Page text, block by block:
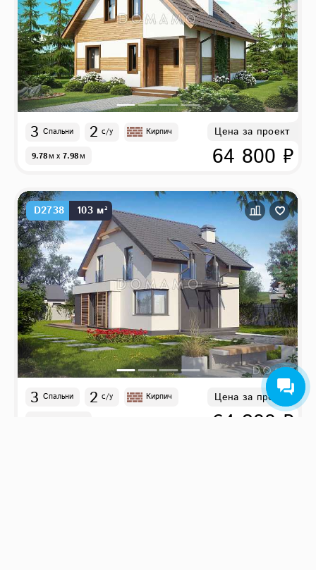
3 Спальни 2 с/у Кирпич
9.78м x 7.98м
Цена за проект
64 800 ₽
D2738 103 м²
3 Спальни 2 с/у Кирпич Цена за проект
64 800 ₽